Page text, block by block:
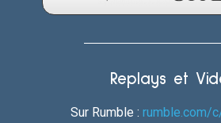
Replays et
Sur Rumble : rumble.com/